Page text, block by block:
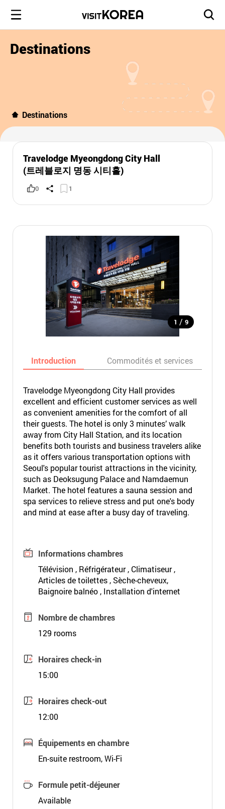
Destinations
Destinations
Travelodge Myeongdong City Hall
(트레블로지 명동 시티홀)
0 1
1 / 9
Introduction Commodités et services
Travelodge Myeongdong City Hall provides
excellent and efficient customer services as well
as convenient amenities for the comfort of all
their guests. The hotel is only 3 minutes’ walk
away from City Hall Station, and its location
benefits both tourists and business travelers alike
as it offers various transportation options with
Seoul's popular tourist attractions in the vicinity,
such as Deoksugung Palace and Namdaemun
Market. The hotel features a sauna session and
spa services to relieve stress and put one's body
and mind at ease after a busy day of traveling.
Informations chambres
Télévision , Réfrigérateur , Climatiseur ,
Articles de toilettes , Sèche-cheveux,
Baignoire balnéo , Installation d'internet
Nombre de chambres
129 rooms
Horaires check-in
15:00
Horaires check-out
12:00
Équipements en chambre
En-suite restroom, Wi-Fi
Formule petit-déjeuner
Available